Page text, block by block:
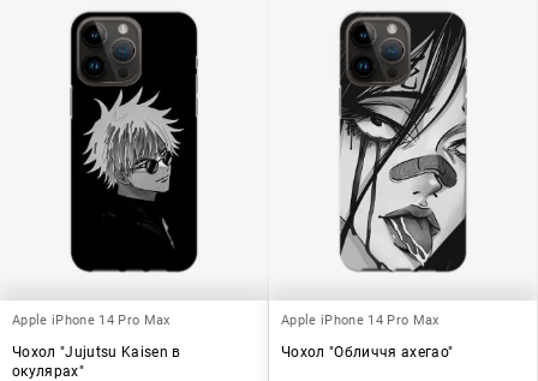
Apple iPhone 14 Pro Max
Чохол "Jujutsu Kaisen в
окулярах"
Apple iPhone 14 Pro Max
Чохол "Обличчя ахегао"